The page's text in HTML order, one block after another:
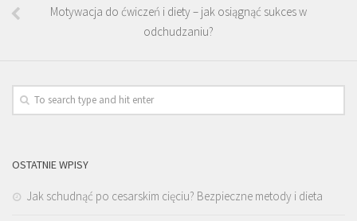
Motywacja do ćwiczeń i diety – jak osiągnąć sukces w
odchudzaniu?
OSTATNIE WPISY
Jak schudnąć po cesarskim cięciu? Bezpieczne metody i dieta